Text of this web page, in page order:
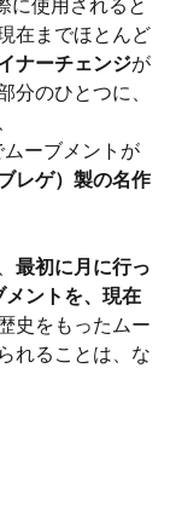
に使用されると
在までほとんど
ナーチェンジが
分のひとつに、
ーブメントが
レゲ）製の名作
最初に月に行っ
ントを、現在
史をもったムー
れることは、な